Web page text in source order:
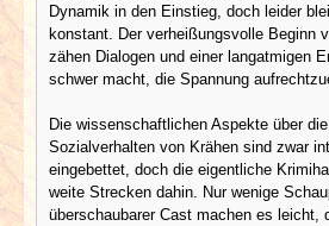
Dynamik in den Einstieg, doch leider
konstant. Der verheißungsvolle Beginn
zähen Dialogen und einer langatmigen
schwer macht, die Spannung
Die wissenschaftlichen Aspekte über
Sozialverhalten von Krähen sind zwar
eingebettet, doch die eigentliche
weite Strecken dahin. Nur wenige
überschaubarer Cast machen es leicht,